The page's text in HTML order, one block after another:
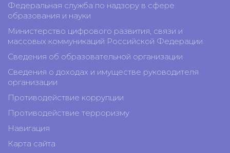
Федеральная служба по надзору в сфере
образования и науки
Министерство цифрового развития, связи и
массовых коммуникаций Российской Федерации
Сведения об образовательной организации
Сведения о доходах и имуществе руководителя
организации
Противодействие коррупции
Противодействие терроризму
Навигация
Карта сайта